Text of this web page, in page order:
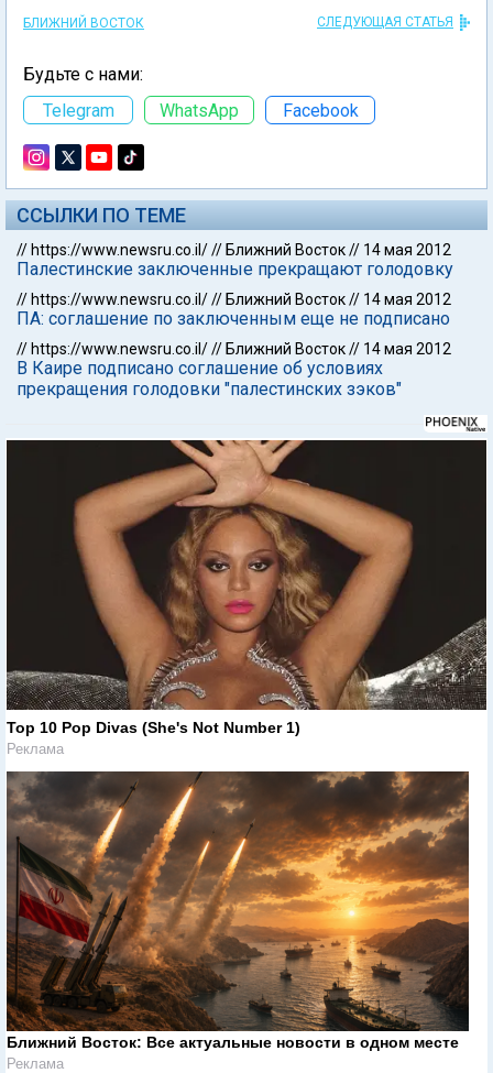
БЛИЖНИЙ ВОСТОК СЛЕДУЮЩАЯ СТАТЬЯ
Будьте с нами:
Telegram
WhatsApp Facebook
ССЫЛКИ ПО ТЕМЕ
// https://www.newsru.co.il/// Ближний Восток// 14 мая 2012
Палестинские заключенные прекращают голодовку
// https://www.newsru.co.il/// Ближний Восток// 14 мая 2012
ПА: соглашение по заключенным еще не подписано
// https://www.newsru.co.il/// Ближний Восток// 14 мая 2012
В Каире подписано соглашение об условиях
прекращения голодовки "палестинских зэков"
Top 10 Pop Divas (She's Not Number 1)
Реклама
Ближний Восток: Все актуальные новости в одном месте
Реклама